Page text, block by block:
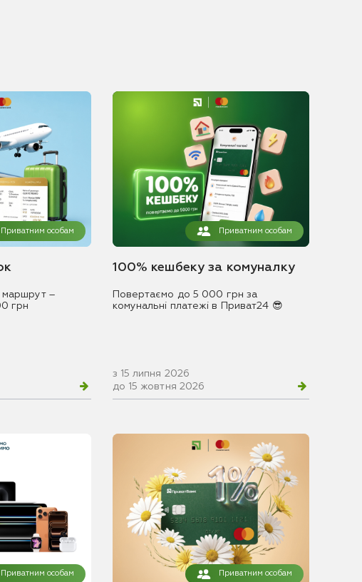
Приватним особам
маршрут –
грн
Приватним особам
100% кешбеку за комуналку
Повертаємо до 5 000 грн за
комунальні платежі в Приват24 😎
з 15 липня 2026
до 15 жовтня 2026
Приватним особам Приватним особам